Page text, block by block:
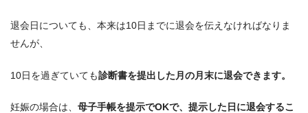
退会日についても、本来は10日までに退会を伝えなければなりま
せんが、
10日を過ぎていても診断書を提出した月の月末に退会できます。
妊娠の場合は、 母子手帳を提示でOKで、提示した日に退会するこ